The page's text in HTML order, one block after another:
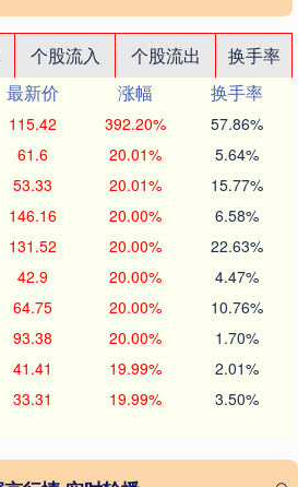
个股流入 个股流出
换手率
最新价 涨幅
换手率
115.42 392.20% 57.86%
61.6 20.01% 5.64%
53.33 20.01% 15.77%
146.16 20.00% 6.58%
131.52 20.00% 22.63%
42.9 20.00% 4.47%
64.75 20.00% 10.76%
93.38 20.00% 1.70%
41.41 19.99% 2.01%
33.31 19.99% 3.50%